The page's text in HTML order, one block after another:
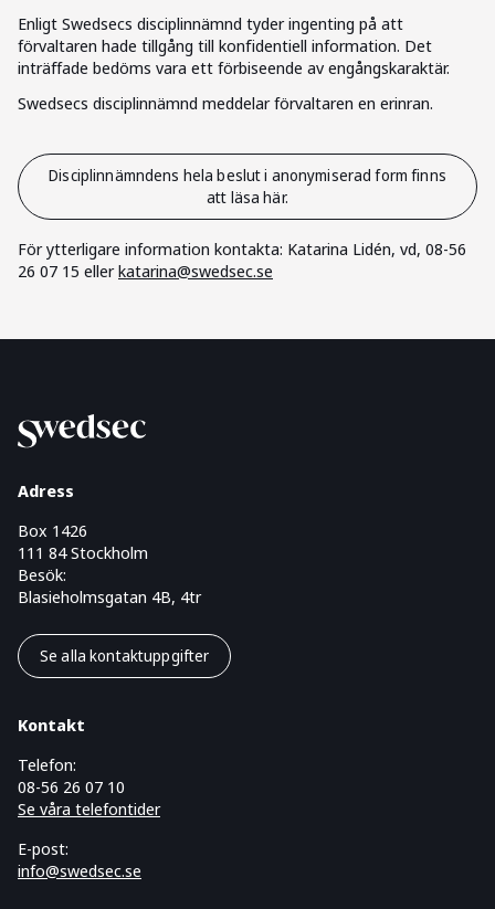
Enligt Swedsecs disciplinnämnd tyder ingenting på att
förvaltaren hade tillgång till konfidentiell information. Det
inträffade bedöms vara ett förbiseende av engångskaraktär.
Swedsecs disciplinnämnd meddelar förvaltaren en erinran.
Disciplinnämndens hela beslut i anonymiserad form finns
att läsa här.
För ytterligare information kontakta: Katarina Lidén, vd, 08-56
26 07 15 ellerkatarina@swedsec.se
Adress
Box 1426
111 84 Stockholm
Besök:
Blasieholmsgatan 4B, 4tr
Se alla kontaktuppgifter
Kontakt
Telefon:
08-56 26 07 10
Se våra telefontider
E-post:
info@swedsec.se